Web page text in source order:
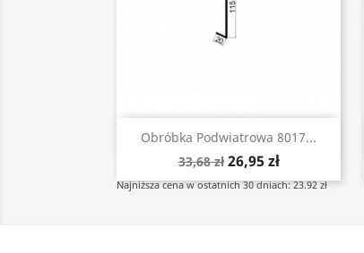
Obróbka Podwiatrowa 8017...
33,68 zł 26,95 zł
Najniższa cena w ostatnich 30 dniach: 23.92 zł
Szybki podgląd